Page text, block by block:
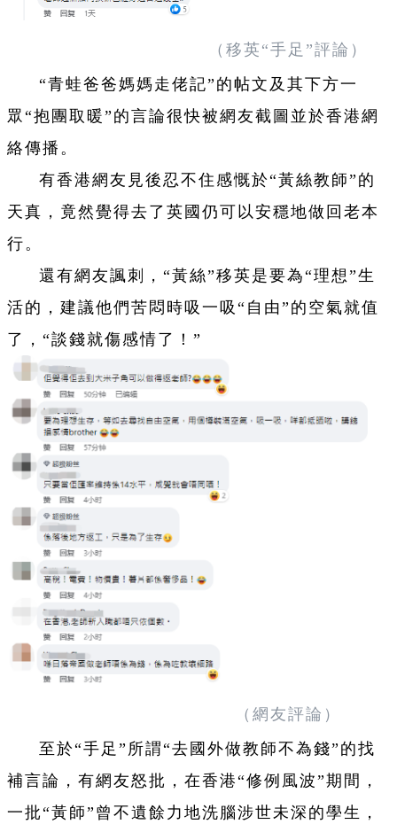
（移英“手足”評論）
“青蛙爸爸媽媽走佬記”的帖文及其下方一
眾“抱團取暖”的言論很快被網友截圖並於香港網
絡傳播。
有香港網友見後忍不住感慨於“黃絲教師”的
天真，竟然覺得去了英國仍可以安穩地做回老本
行。
還有網友諷刺，“黃絲”移英是要為“理想”生
活的，建議他們苦悶時吸一吸“自由”的空氣就值
了，“談錢就傷感情了！”
（網友評論）
至於“手足”所謂“去國外做教師不為錢”的找
補言論，有網友怒批，在香港“修例風波”期間，
一批“黃師”曾不遺餘力地洗腦涉世未深的學生，